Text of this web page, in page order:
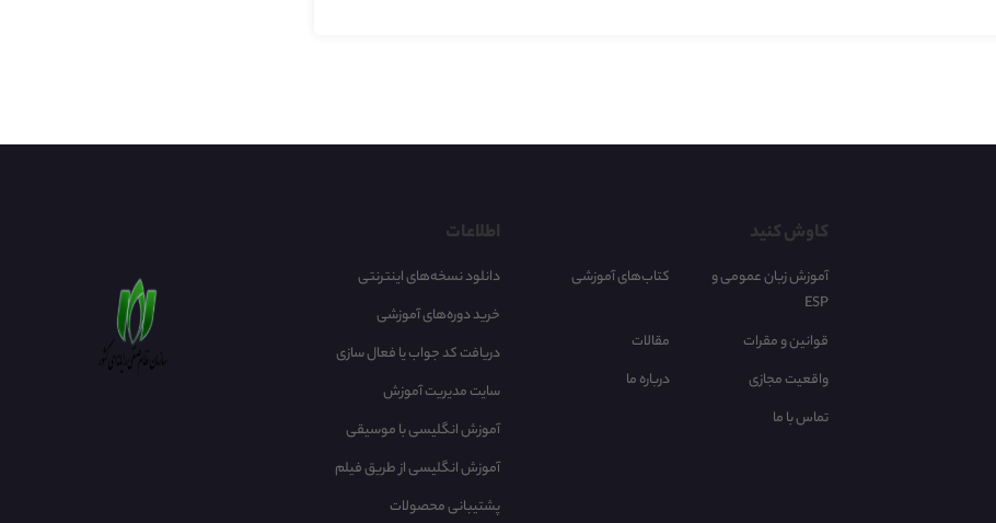
کاوش کنید
آموزش زبان عمومی و
ESP
کتاب‌های آموزشی
قوانین و مقرات
مقالات
واقعیت مجازی
درباره ما
تماس با ما
اطلاعات
دانلود نسخه‌های اینترنتی
خرید دوره‌های آموزشی
دریافت کد جواب یا فعال سازی
سایت مدیریت آموزش
آموزش انگلیسی با موسیقی‌
آموزش انگلیسی از طریق فیلم
پشتیبانی محصولات